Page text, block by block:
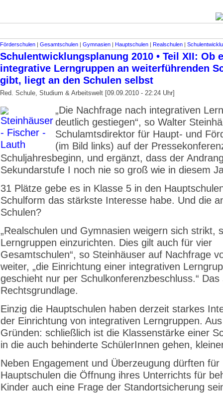
Förderschulen | Gesamtschulen | Gymnasien | Hauptschulen | Realschulen |
Schulentwicklungsplanung 2010 • Teil XII: Ob
integrative Lerngruppen an weiterführenden
gibt, liegt an den Schulen selbst
Red. Schule, Studium & Arbeitswelt [09.09.2010 - 22:24 Uhr]
„Die Nachfrage nach integrativen
deutlich gestiegen“, so Walter
Schulamtsdirektor für Haupt- und
(im Bild links) auf der
Schul­jahresbeginn, und ergänzt, dass der
Sekundarstufe I noch nie so groß wie in diesem
31 Plätze gebe es in Klasse 5 in den
Schulform das stärkste Interesse habe. Und die
Schulen?
„Realschulen und Gymnasien weigern sich strikt,
Lerngruppen einzurichten. Dies gilt auch für vier
Gesamtschulen“, so Steinhäuser auf Nachfrage
weiter, „die Einrichtung einer integrativen
geschieht nur per Schulkonferenzbeschluss.“ Das
Rechtsgrundlage.
Einzig die Hauptschulen haben derzeit starkes
der Einrichtung von integrativen Lerngruppen.
Gründen: schließlich ist die Klassenstärke einer
in die auch behinderte SchülerInnen gehen,
Neben Engagement und Überzeugung dürften für
Hauptschulen die Öffnung ihres Unterrichts für
Kinder auch eine Frage der Standortsicherung